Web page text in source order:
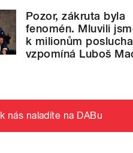
Pozor, zákruta byla
fenomén. Mluvili
k milionům
vzpomíná Luboš
nás naladíte na DABu